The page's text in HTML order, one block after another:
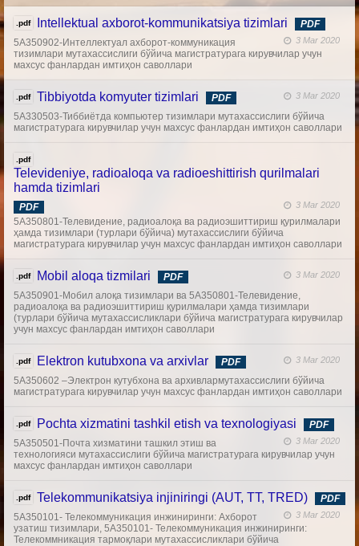
.pdf Intellektual axborot-kommunikatsiya tizimlari PDF
3 Mar 2020
5А350902-Интеллектуал ахборот-коммуникация
тизимлари мутахассислиги бўйича магистратурага кирувчилар учун
махсус фанлардан имтиҳон саволлари
.pdf Tibbiyotda komyuter tizimlari PDF 3 Mar 2020
5А330503-Тиббиётда компьютер тизимлари мутахассислиги бўйича
магистратурага кирувчилар учун махсус фанлардан имтиҳон саволлари
.pdf
Televideniye, radioaloqa va radioeshittirish qurilmalari
hamda tizimlari
PDF 3 Mar 2020
5А350801-Телевидение, радиоалоқа ва радиоэшиттириш қурилмалари
ҳамда тизимлари (турлари бўйича) мутахассислиги бўйича
магистратурага кирувчилар учун махсус фанлардан имтиҳон саволлари
.pdf Mobil aloqa tizmilari PDF 3 Mar 2020
5А350901-Мобил алоқа тизимлари ва 5А350801-Телевидение,
радиоалоқа ва радиоэшиттириш қурилмалари ҳамда тизимлари
(турлари бўйича мутахассисликлари бўйича магистратурага кирувчилар
учун махсус фанлардан имтиҳон саволлари
.pdf Elektron kutubxona va arxivlar PDF 3 Mar 2020
5А350602 –Электрон кутубхона ва архивлармутахассислиги бўйича
магистратурага кирувчилар учун махсус фанлардан имтиҳон саволлари
.pdf Pochta xizmatini tashkil etish va texnologiyasi PDF
3 Mar 2020
5А350501-Почта хизматини ташкил этиш ва
технологияси мутахассислиги бўйича магистратурага кирувчилар учун
махсус фанлардан имтиҳон саволлари
.pdf Telekommunikatsiya injiniringi (AUT, TT, TRED) PDF
3 Mar 2020
5А350101- Телекоммуникация инжиниринги: Ахборот
узатиш тизимлари, 5А350101- Телекоммуникация инжиниринги:
Телекоммникация тармоқлари мутахассисликлари бўйича